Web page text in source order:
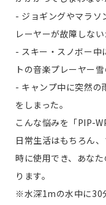
- ジョギングやマラソ
レーヤーが故障しない
- スキー・スノボー中
トの音楽プレーヤー
- キャンプ中に突然の
をしまった。
こんな悩みを「PIP-
日常生活はもちろん
時に使用でき、あな
ります。
※水深1mの水中に30